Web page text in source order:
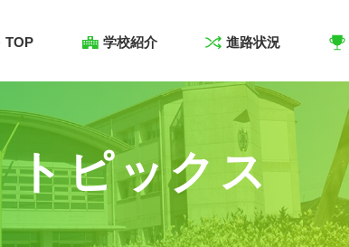
TOP 学校紹介 進路状況
トピックス